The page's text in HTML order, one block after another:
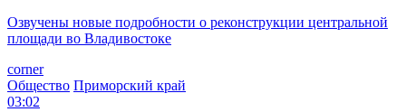
Озвучены новые подробности о реконструкции центральной
площади во Владивостоке
corner
Общество Приморский край
03:02